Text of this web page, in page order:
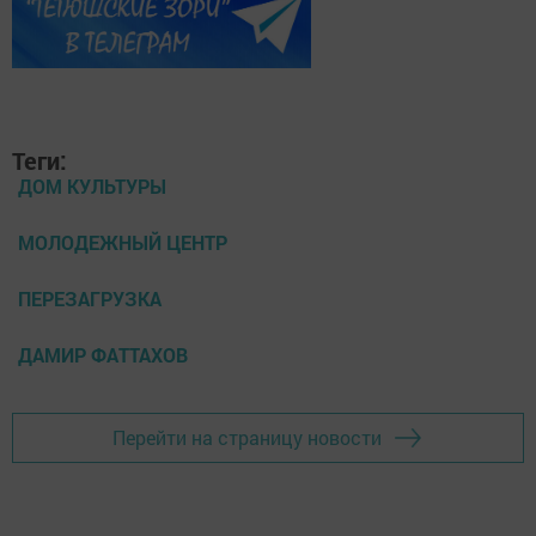
Теги:
ДОМ КУЛЬТУРЫ
МОЛОДЕЖНЫЙ ЦЕНТР
ПЕРЕЗАГРУЗКА
ДАМИР ФАТТАХОВ
Перейти на страницу новости